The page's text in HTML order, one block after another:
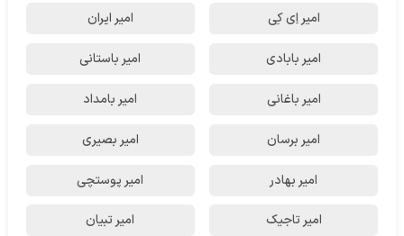
امیر اِی کِی امیر ایران
امیر بابادی امیر باستانی
امیر باغانی امیر بامداد
امیر برسان امیر بصیری
امیر بهادر امیر پوستچی
امیر تاجیک امیر تبیان